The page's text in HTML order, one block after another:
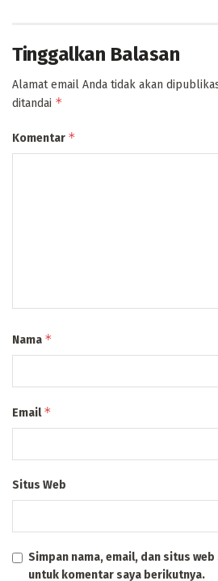
Tinggalkan Balasan
Alamat email Anda tidak akan
ditandai *
Komentar *
Nama *
Email*
Situs Web
Simpan nama, email, dan situs
untuk komentar saya berikutnya.